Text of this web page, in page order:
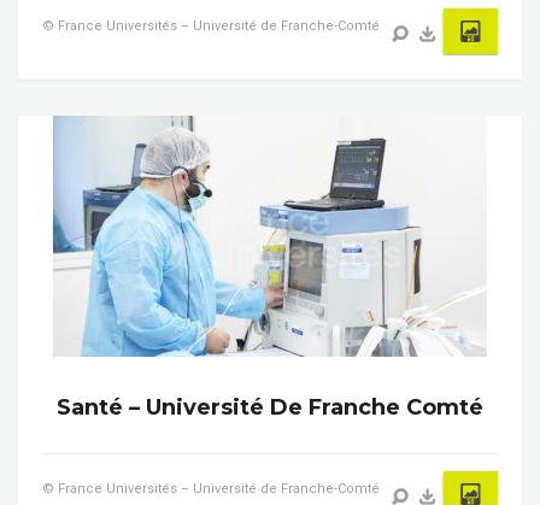
© France Universités – Université de Franche-Comté
Santé – Université De Franche Comté
© France Universités – Université de Franche-Comté